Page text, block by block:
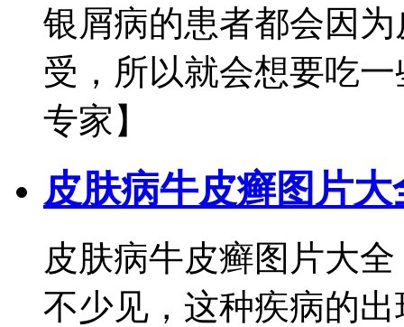
银屑病的患者都会因
受，所以就会想要吃
专家】
皮肤病牛皮癣图片大
皮肤病牛皮癣图片大
不少见，这种疾病的